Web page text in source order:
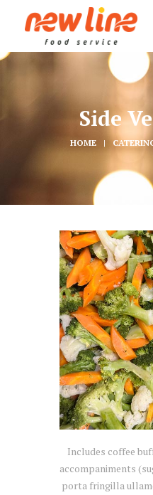
Side
HOME
Includes coffee
accompaniments
porta fringilla